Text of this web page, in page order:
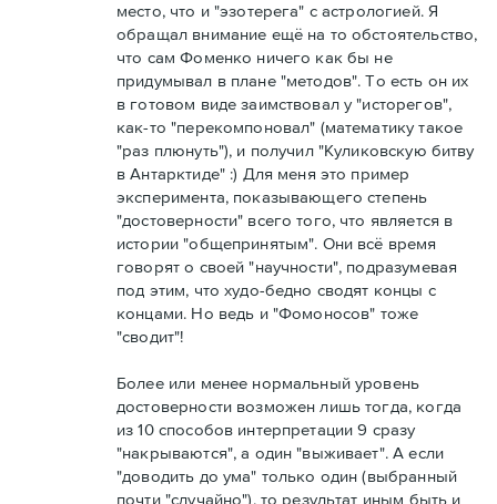
место, что и "эзотерега" с астрологией. Я
обращал внимание ещё на то обстоятельство,
что сам Фоменко ничего как бы не
придумывал в плане "методов". То есть он их
в готовом виде заимствовал у "исторегов",
как-то "перекомпоновал" (математику такое
"раз плюнуть"), и получил "Куликовскую битву
в Антарктиде" :) Для меня это пример
эксперимента, показывающего степень
"достоверности" всего того, что является в
истории "общепринятым". Они всё время
говорят о своей "научности", подразумевая
под этим, что худо-бедно сводят концы с
концами. Но ведь и "Фомоносов" тоже
"сводит"!
Более или менее нормальный уровень
достоверности возможен лишь тогда, когда
из 10 способов интерпретации 9 сразу
"накрываются", а один "выживает". А если
"доводить до ума" только один (выбранный
почти "случайно"), то результат иным быть и